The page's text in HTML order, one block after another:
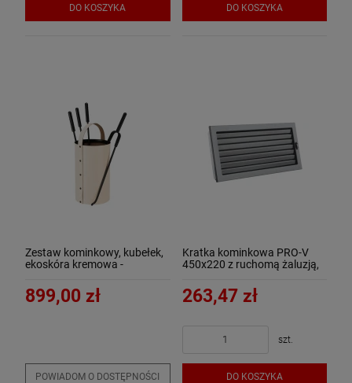
DO KOSZYKA DO KOSZYKA
Zestaw kominkowy, kubełek,
ekoskóra kremowa -
899,00 zł
POWIADOM O DOSTĘPNOŚCI
Kratka kominkowa PRO-V
450x220 z ruchomą żaluzją,
263,47 zł
szt.
DO KOSZYKA